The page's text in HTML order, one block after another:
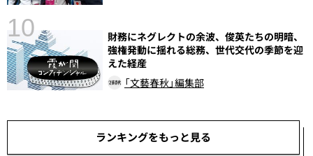
10
財務にネグレクトの余波、俊英たちの明暗、
強権発動に揺れる総務、世代交代の季節を迎
えた経産
「文藝春秋」編集部
ランキングをもっと見る